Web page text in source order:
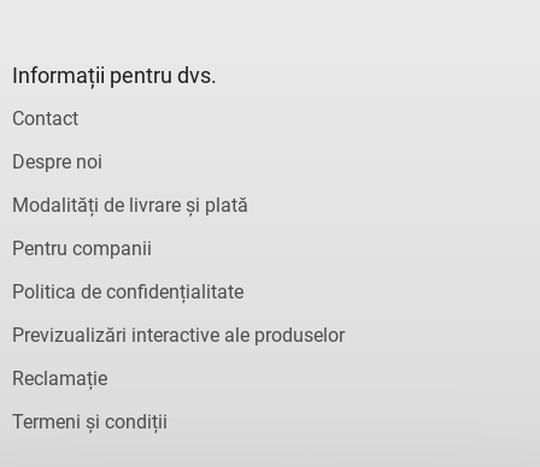
Informații pentru dvs.
Contact
Despre noi
Modalități de livrare și plată
Pentru companii
Politica de confidențialitate
Previzualizări interactive ale produselor
Reclamație
Termeni și condiții